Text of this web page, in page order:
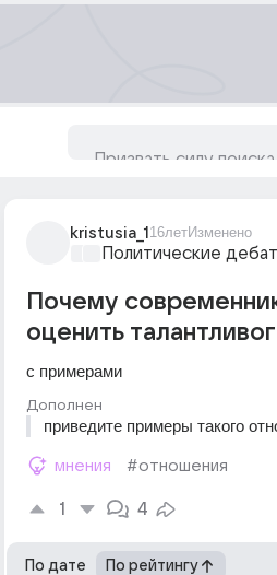
kristusia_1 16летИзменено
Политические
Почему
оценить
с примерами
Дополнен
приведите примеры такого
мнения #отношения
1 4
По дате По рейтингу